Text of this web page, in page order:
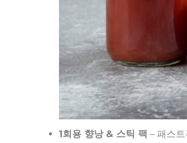
1회용 향낭 & 스틱 팩 – 패스